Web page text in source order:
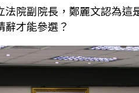
法院副院長，鄭麗文認為
才能參選？